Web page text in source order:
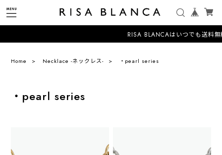
RISA BLANCAはいつでも送料
Home Necklace -ネックレス- ・pearl series
・pearl series